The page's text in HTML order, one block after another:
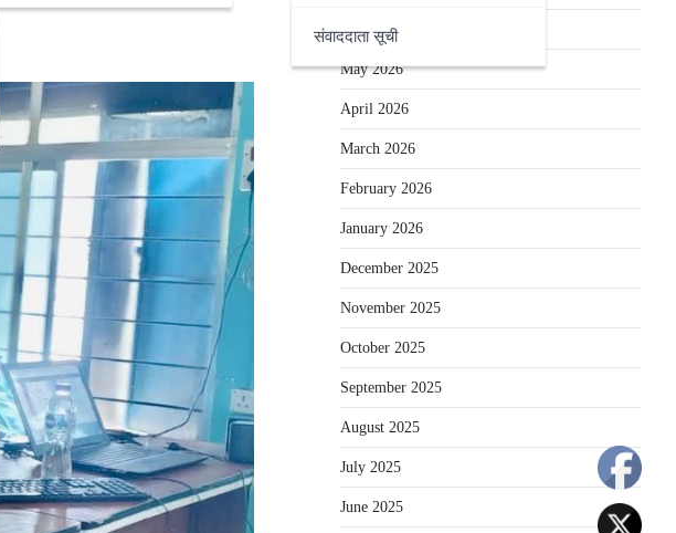
संवाददाता सूची
June 2026
May 2026
April 2026
March 2026
February 2026
January 2026
December 2025
November 2025
October 2025
September 2025
August 2025
July 2025
June 2025